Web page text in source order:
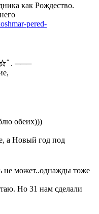
как Рождество.
pered-
ﾟ. ───
обеих)))
а Новый год под
не может..однажды тоже
Но 31 нам сделали